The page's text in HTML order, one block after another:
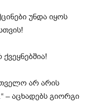
უნდა იყოს
არ არის
– აცხადებს გიორგი